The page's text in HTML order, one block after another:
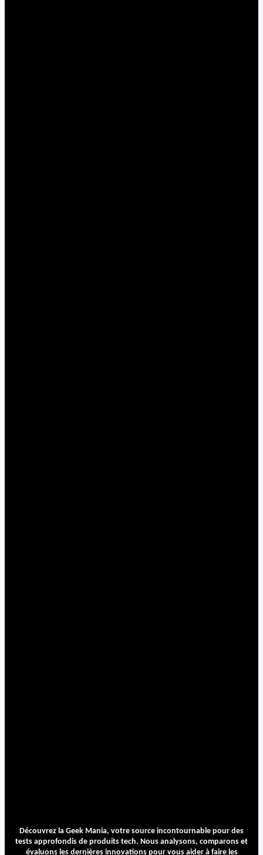
Découvrez la Geek Mania, votre source incontournable pour des
tests approfondis de produits tech. Nous analysons, comparons et
évaluons les dernières innovations pour vous aider à faire les